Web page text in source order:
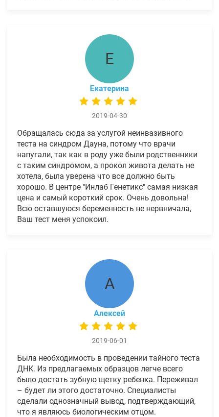
Е
Екатерина
2019-04-30
Обращалась сюда за услугой неинвазивного
теста на синдром Дауна, потому что врачи
напугали, так как в роду уже были родственники
с таким синдромом, а прокол живота делать не
хотела, была уверена что все должно быть
хорошо. В центре "Инлаб Генетикс" самая низкая
цена и самый короткий срок. Очень довольна!
Всю оставшуюся беременность не нервничала,
Ваш тест меня успокоил.
А
Алексей
2019-06-01
Была необходимость в проведении тайного теста
ДНК. Из предлагаемых образцов легче всего
было достать зубную щетку ребенка. Переживал
– будет ли этого достаточно. Специалисты
сделали однозначный вывод, подтверждающий,
что я являюсь биологическим отцом.